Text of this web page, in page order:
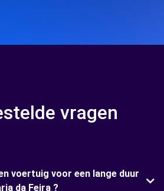
vragen
voertuig voor een lange duur
da Feira ?